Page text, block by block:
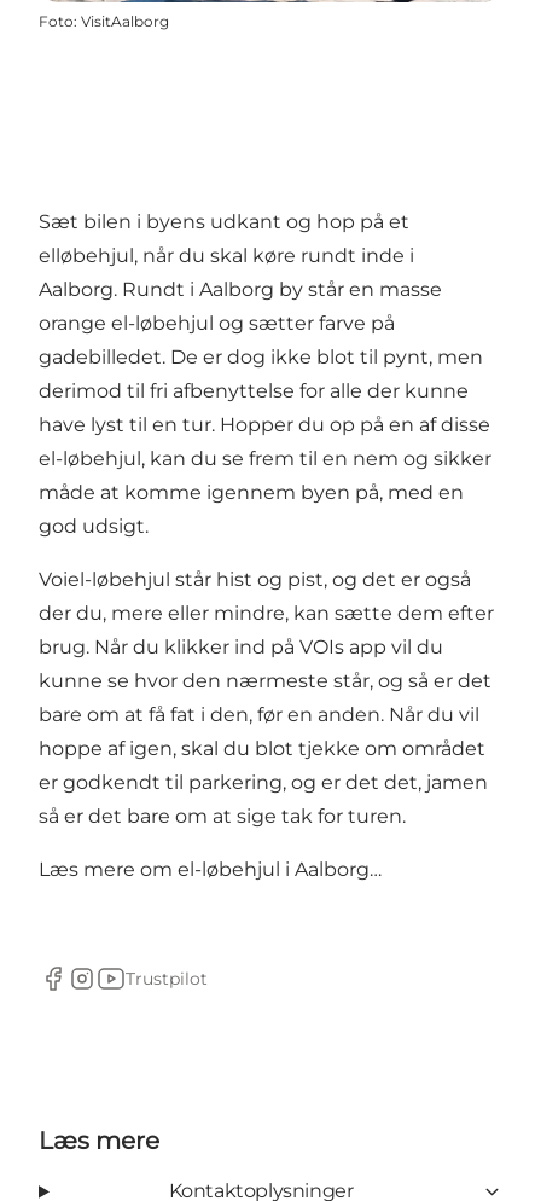
Foto: VisitAalborg
Sæt bilen i byens udkant og hop på et
elløbehjul, når du skal køre rundt inde i
Aalborg. Rundt i Aalborg by står en masse
orange el-løbehjul og sætter farve på
gadebilledet. De er dog ikke blot til pynt, men
derimod til fri afbenyttelse for alle der kunne
have lyst til en tur. Hopper du op på en af disse
el-løbehjul, kan du se frem til en nem og sikker
måde at komme igennem byen på, med en
god udsigt.
Voiel-løbehjul står hist og pist, og det er også
der du, mere eller mindre, kan sætte dem efter
brug. Når du klikker ind på VOIs app vil du
kunne se hvor den nærmeste står, og så er det
bare om at få fat i den, før en anden. Når du vil
hoppe af igen, skal du blot tjekke om området
er godkendt til parkering, og er det det, jamen
så er det bare om at sige tak for turen.
Læs mere om el-løbehjul i Aalborg…
Facebook
Instagram
YouTube
Trustpilot
Læs mere
Kontaktoplysninger